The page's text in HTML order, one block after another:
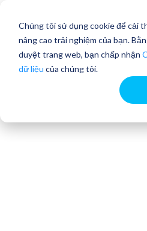
Chúng tôi sử dụng cookie để cải
nâng cao trải nghiệm của bạn.
duyệt trang web, bạn chấp nhận
dữ liệu của chúng tôi.